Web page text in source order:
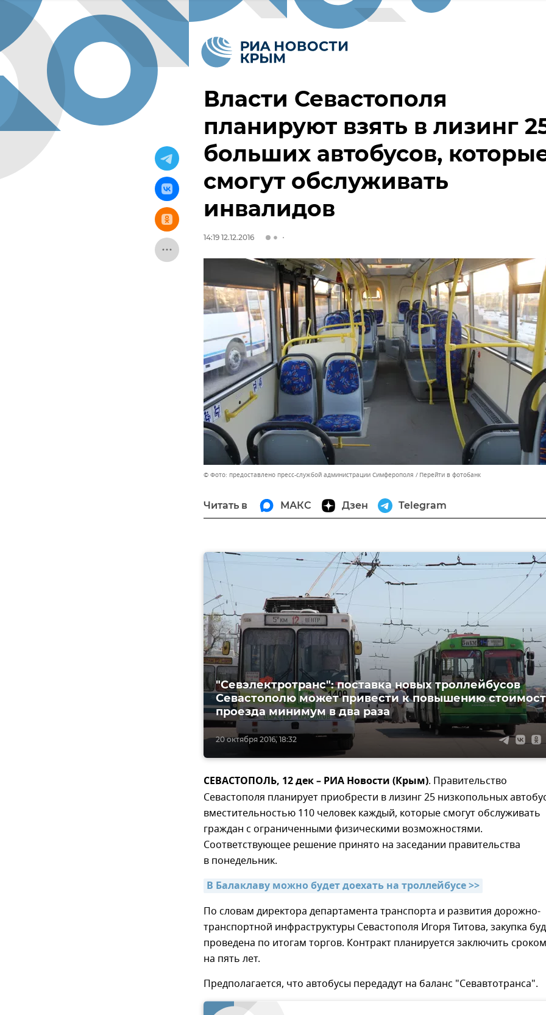
Власти Севастополя
планируют взять в лизинг
больших автобусов,
смогут обслуживать
инвалидов
14:19 12.12.2016
© Фото: предоставлено пресс-службой администрации Симферополя Перейти в фотобанк
Читать в МАКС Дзен Telegram
20 октября 2016, 18:32
"Севэлектротранс": поставка новых троллейбусов
Севастополю может привести к повышению
проезда минимум в два раза
СЕВАСТОПОЛЬ, 12 дек – РИА Новости (Крым). Правительство
Севастополя планирует приобрести в лизинг 25 низкопольных
вместительностью 110 человек каждый, которые смогут обслуживать
граждан с ограниченными физическими возможностями.
Соответствующее решение принято на заседании правительства
в понедельник.
В Балаклаву можно будет доехать на троллейбусе >>
По словам директора департамента транспорта и развития дорожно-
транспортной инфраструктуры Севастополя Игоря Титова, закупка
проведена по итогам торгов. Контракт планируется заключить сроком
на пять лет.
Предполагается, что автобусы передадут на баланс "Севавтотранса".